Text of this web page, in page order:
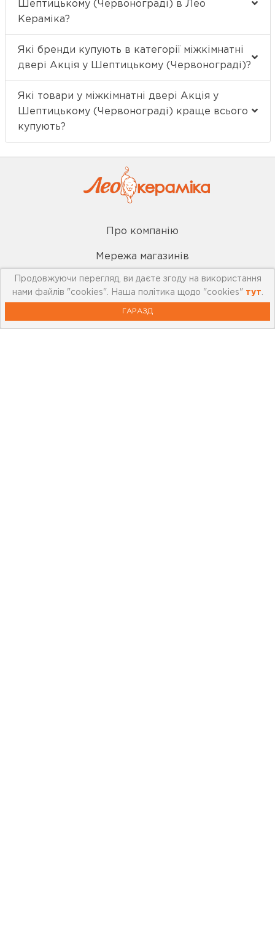
Шептицькому (Червонограді) в Лео
Кераміка?
Які бренди купують в категорії міжкімнатні
двері Акція у Шептицькому (Червонограді)?
Які товари у міжкімнатні двері Акція у
Шептицькому (Червонограді) краще всього
купують?
Про компанію
Мережа магазинів
Про leoceramika.com
Робота в Лео Кераміка
Контакти
Продовжуючи перегляд, ви даєте згоду на використання
нами файлів "cookies". Наша політика щодо "cookies" тут
ГАРАЗД